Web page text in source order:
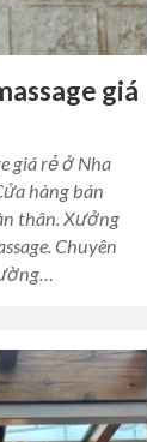
giá
giá rẻ ở Nha
hàng bán
thân. Xưởng
Chuyên